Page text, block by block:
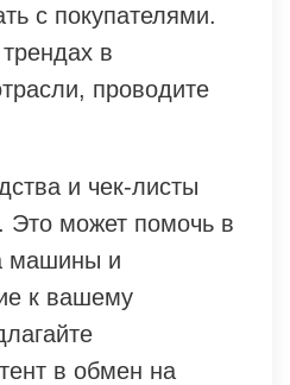
с покупателями.
в
проводите
и чек-листы
Это может помочь в
машины и
к вашему
в обмен на